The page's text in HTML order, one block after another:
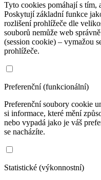
Tyto cookies pomáhají s tím,
Poskytují základní funkce
rozlišení prohlížeče dle
souborů nemůže web
(session cookie) – vymažou
prohlížeče.
Preferenční (funkcionální)
Preferenční soubory cookie
si informace, které mění
nebo vypadá jako je váš
se nacházíte.
Statistické (výkonnostní)